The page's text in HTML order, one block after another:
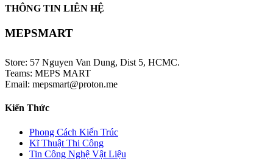
THÔNG TIN LIÊN HỆ
MEPSMART
Store: 57 Nguyen Van Dung, Dist 5, HCMC.
Teams: MEPS MART
Email: mepsmart@proton.me
Kiến Thức
Phong Cách Kiến Trúc
Kĩ Thuật Thi Công
Tin Công Nghệ Vật Liệu